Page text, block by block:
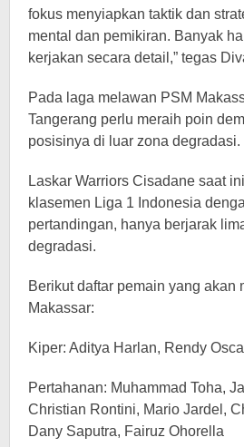
fokus menyiapkan taktik dan
mental dan pemikiran. Banyak
kerjakan secara detail,” tegas
Pada laga melawan PSM
Tangerang perlu meraih poin
posisinya di luar zona degradasi.
Laskar Warriors Cisadane saat
klasemen Liga 1 Indonesia
pertandingan, hanya berjarak
degradasi.
Berikut daftar pemain yang akan
Makassar:
Kiper: Aditya Harlan, Rendy
Pertahanan: Muhammad Toha,
Christian Rontini, Mario Jardel,
Dany Saputra, Fairuz Ohorella